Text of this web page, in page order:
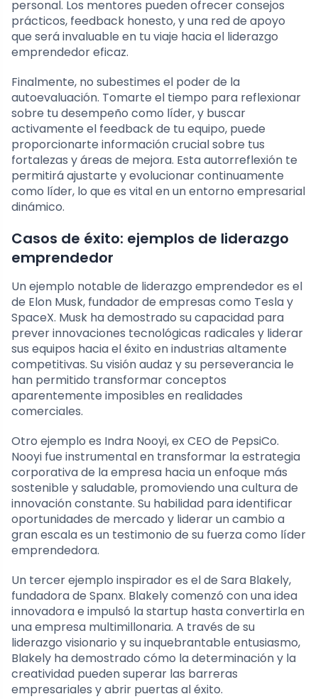
personal. Los mentores pueden ofrecer consejos
prácticos, feedback honesto, y una red de apoyo
que será invaluable en tu viaje hacia el liderazgo
emprendedor eficaz.
Finalmente, no subestimes el poder de la
autoevaluación. Tomarte el tiempo para reflexionar
sobre tu desempeño como líder, y buscar
activamente el feedback de tu equipo, puede
proporcionarte información crucial sobre tus
fortalezas y áreas de mejora. Esta autorreflexión te
permitirá ajustarte y evolucionar continuamente
como líder, lo que es vital en un entorno empresarial
dinámico.
Casos de éxito: ejemplos de liderazgo
emprendedor
Un ejemplo notable de liderazgo emprendedor es el
de Elon Musk, fundador de empresas como Tesla y
SpaceX. Musk ha demostrado su capacidad para
prever innovaciones tecnológicas radicales y liderar
sus equipos hacia el éxito en industrias altamente
competitivas. Su visión audaz y su perseverancia le
han permitido transformar conceptos
aparentemente imposibles en realidades
comerciales.
Otro ejemplo es Indra Nooyi, ex CEO de PepsiCo.
Nooyi fue instrumental en transformar la estrategia
corporativa de la empresa hacia un enfoque más
sostenible y saludable, promoviendo una cultura de
innovación constante. Su habilidad para identificar
oportunidades de mercado y liderar un cambio a
gran escala es un testimonio de su fuerza como líder
emprendedora.
Un tercer ejemplo inspirador es el de Sara Blakely,
fundadora de Spanx. Blakely comenzó con una idea
innovadora e impulsó la startup hasta convertirla en
una empresa multimillonaria. A través de su
liderazgo visionario y su inquebrantable entusiasmo,
Blakely ha demostrado cómo la determinación y la
creatividad pueden superar las barreras
empresariales y abrir puertas al éxito.